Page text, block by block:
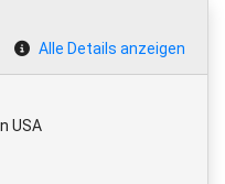
Alle Details anzeigen
USA